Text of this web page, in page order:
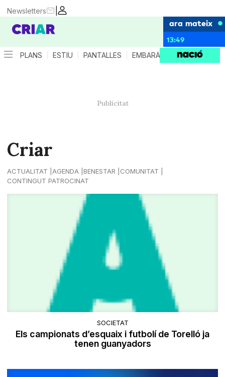
|
Newsletters
ara mateix
13:49
PLANS ESTIU PANTALLES EMBARÀS CRIANÇA
Criar
ACTUALITAT AGENDA BENESTAR
COMUNITAT
CONTINGUT PATROCINAT
SOCIETAT
Els campionats d’esquaix i futbolí de Torelló ja
tenen guanyadors